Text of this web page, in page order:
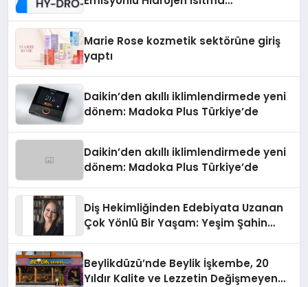
Marie Rose kozmetik sektörüne giriş
yaptı
Daikin’den akıllı iklimlendirmede yeni
dönem: Madoka Plus Türkiye’de
Daikin’den akıllı iklimlendirmede yeni
dönem: Madoka Plus Türkiye’de
Diş Hekimliğinden Edebiyata Uzanan
Çok Yönlü Bir Yaşam: Yeşim Şahin
Beylikdüzü’nde Beylik İşkembe, 20
Yıldır Kalite ve Lezzetin Değişmeyen